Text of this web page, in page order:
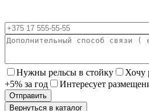
Нужны рельсы в стойку
Хочу
+5% за год
Интересует
Вернуться в каталог